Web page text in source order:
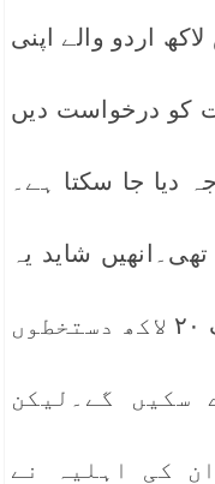
اردو والے اپنی
کو درخواست دیں
دیا جا سکتا ہے۔
شاید یہ
گمان نہ تھا کہ یہ شکستہ لوگ ۲۰ لاکھ دستخطوں
سکیں گے۔لیکن
کی اہلیہ نے